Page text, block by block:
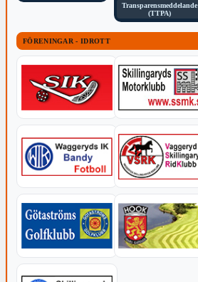
Transparensmeddelande
(TTPA)
FÖRENINGAR - IDROTT